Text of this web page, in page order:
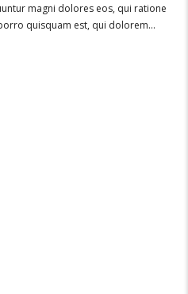
magni dolores eos, qui ratione
quisquam est, qui dolorem…